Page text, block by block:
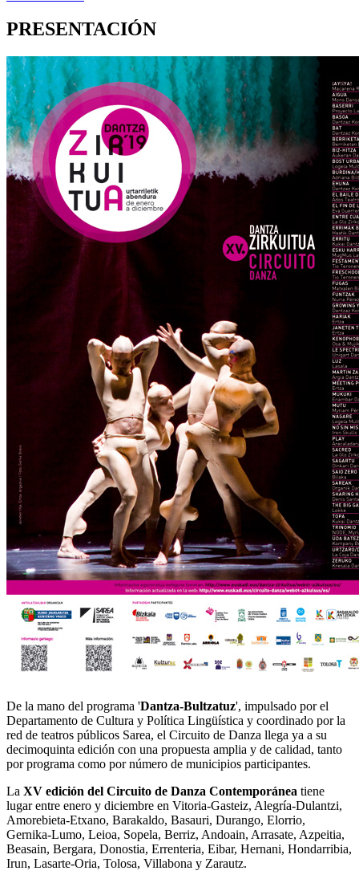
PRESENTACIÓN
De la mano del programa 'Dantza-Bultzatuz', impulsado por el
Departamento de Cultura y Política Lingüística y coordinado por la
red de teatros públicos Sarea, el Circuito de Danza llega ya a su
decimoquinta edición con una propuesta amplia y de calidad, tanto
por programa como por número de municipios participantes.
La XV edición del Circuito de Danza Contemporánea tiene
lugar entre enero y diciembre en Vitoria-Gasteiz, Alegría-Dulantzi,
Amorebieta-Etxano, Barakaldo, Basauri, Durango, Elorrio,
Gernika-Lumo, Leioa, Sopela, Berriz, Andoain, Arrasate, Azpeitia,
Beasain, Bergara, Donostia, Errenteria, Eibar, Hernani, Hondarribia,
Irun, Lasarte-Oria, Tolosa, Villabona y Zarautz.